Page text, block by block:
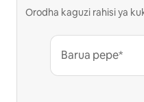
Orodha kaguzi rahisi ya
Barua pepe*